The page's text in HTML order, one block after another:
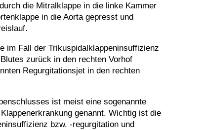
die Mitralklappe in die linke Kammer
in die Aorta gepresst und
im Fall der Trikuspidalklappeninsuffizienz
zurück in den rechten Vorhof
Regurgitationsjet in den rechten
ist meist eine sogenannte
genannt. Wichtig ist die
bzw. -regurgitation und